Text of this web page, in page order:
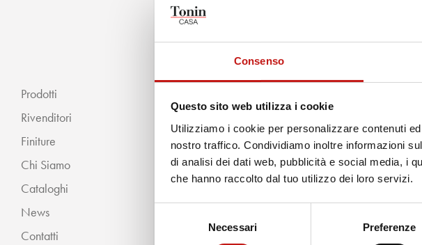
Consenso
Questo sito web utilizza i cookie
Utilizziamo i cookie per personalizzare contenuti
nostro traffico. Condividiamo inoltre informazioni
di analisi dei dati web, pubblicità e social media, i
che hanno raccolto dal tuo utilizzo dei loro servizi.
Necessari Preferenze
Prodotti
Rivenditori
Finiture
Chi Siamo
Cataloghi
News
Contatti
« INDIETRO
La pagina che hai